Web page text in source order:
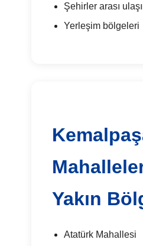
Şehirler arası
Yerleşim bölgeleri
Yakın
Atatürk Mahallesi